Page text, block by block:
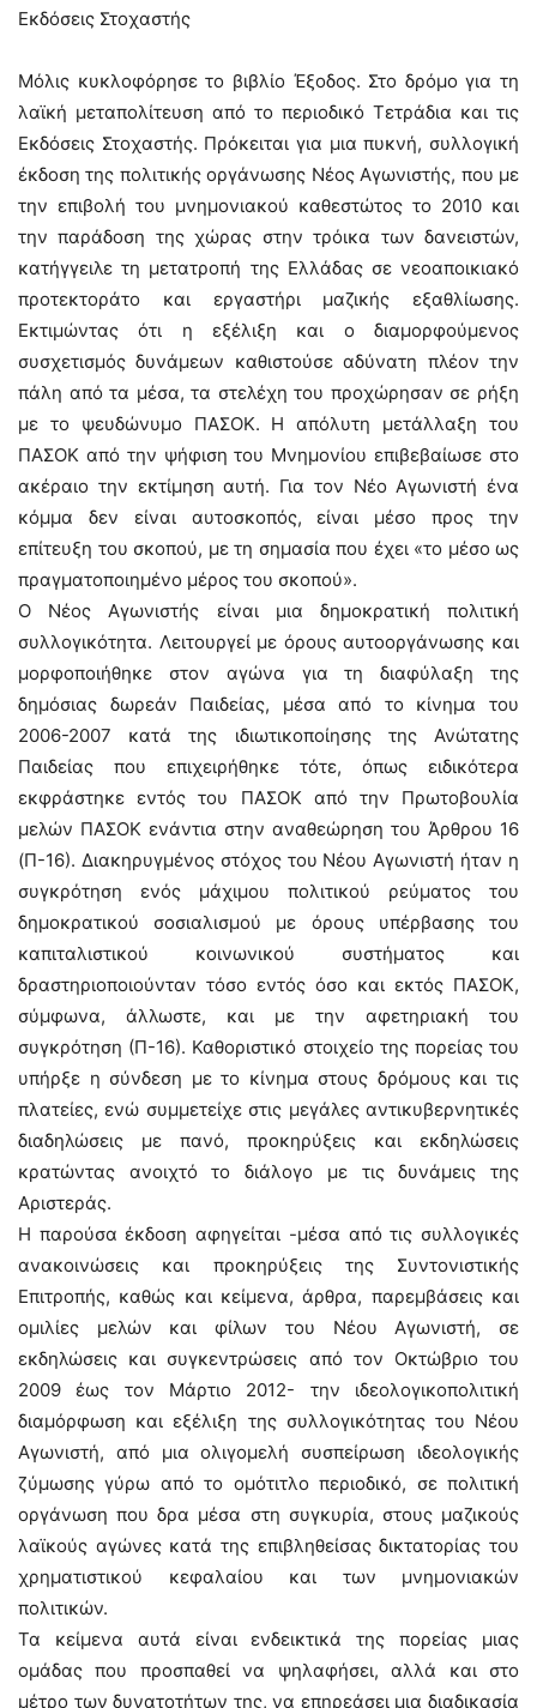
Εκδόσεις Στοχαστής
Μόλις κυκλοφόρησε το βιβλίο Έξοδος. Στο δρόμο για τη
λαϊκή μεταπολίτευση από το περιοδικό Τετράδια και τις
Εκδόσεις Στοχαστής. Πρόκειται για μια πυκνή, συλλογική
έκδοση της πολιτικής οργάνωσης Νέος Αγωνιστής, που με
την επιβολή του μνημονιακού καθεστώτος το 2010 και
την παράδοση της χώρας στην τρόικα των δανειστών,
κατήγγειλε τη μετατροπή της Ελλάδας σε νεοαποικιακό
προτεκτοράτο και εργαστήρι μαζικής εξαθλίωσης.
Εκτιμώντας ότι η εξέλιξη και ο διαμορφούμενος
συσχετισμός δυνάμεων καθιστούσε αδύνατη πλέον την
πάλη από τα μέσα, τα στελέχη του προχώρησαν σε ρήξη
με το ψευδώνυμο ΠΑΣΟΚ. Η απόλυτη μετάλλαξη του
ΠΑΣΟΚ από την ψήφιση του Μνημονίου επιβεβαίωσε στο
ακέραιο την εκτίμηση αυτή. Για τον Νέο Αγωνιστή ένα
κόμμα δεν είναι αυτοσκοπός, είναι μέσο προς την
επίτευξη του σκοπού, με τη σημασία που έχει «το μέσο ως
πραγματοποιημένο μέρος του σκοπού».
Ο Νέος Αγωνιστής είναι μια δημοκρατική πολιτική
συλλογικότητα. Λειτουργεί με όρους αυτοοργάνωσης και
μορφοποιήθηκε στον αγώνα για τη διαφύλαξη της
δημόσιας δωρεάν Παιδείας, μέσα από το κίνημα του
2006-2007 κατά της ιδιωτικοποίησης της Ανώτατης
Παιδείας που επιχειρήθηκε τότε, όπως ειδικότερα
εκφράστηκε εντός του ΠΑΣΟΚ από την Πρωτοβουλία
μελών ΠΑΣΟΚ ενάντια στην αναθεώρηση του Άρθρου 16
(Π-16). Διακηρυγμένος στόχος του Νέου Αγωνιστή ήταν η
συγκρότηση ενός μάχιμου πολιτικού ρεύματος του
δημοκρατικού σοσιαλισμού με όρους υπέρβασης του
καπιταλιστικού κοινωνικού συστήματος και
δραστηριοποιούνταν τόσο εντός όσο και εκτός ΠΑΣΟΚ,
σύμφωνα, άλλωστε, και με την αφετηριακή του
συγκρότηση (Π-16). Καθοριστικό στοιχείο της πορείας του
υπήρξε η σύνδεση με το κίνημα στους δρόμους και τις
πλατείες, ενώ συμμετείχε στις μεγάλες αντικυβερνητικές
διαδηλώσεις με πανό, προκηρύξεις και εκδηλώσεις
κρατώντας ανοιχτό το διάλογο με τις δυνάμεις της
Αριστεράς.
H παρούσα έκδοση αφηγείται -μέσα από τις συλλογικές
ανακοινώσεις και προκηρύξεις της Συντονιστικής
Επιτροπής, καθώς και κείμενα, άρθρα, παρεμβάσεις και
ομιλίες μελών και φίλων του Νέου Αγωνιστή, σε
εκδηλώσεις και συγκεντρώσεις από τον Οκτώβριο του
2009 έως τον Μάρτιο 2012- την ιδεολογικοπολιτική
διαμόρφωση και εξέλιξη της συλλογικότητας του Νέου
Αγωνιστή, από μια ολιγομελή συσπείρωση ιδεολογικής
ζύμωσης γύρω από το ομότιτλο περιοδικό, σε πολιτική
οργάνωση που δρα μέσα στη συγκυρία, στους μαζικούς
λαϊκούς αγώνες κατά της επιβληθείσας δικτατορίας του
χρηματιστικού κεφαλαίου και των μνημονιακών
πολιτικών.
Τα κείμενα αυτά είναι ενδεικτικά της πορείας μιας
ομάδας που προσπαθεί να ψηλαφήσει, αλλά και στο
μέτρο των δυνατοτήτων της, να επηρεάσει μια διαδικασία